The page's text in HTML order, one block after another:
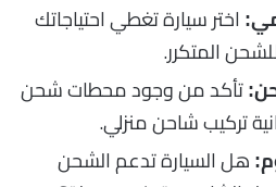
اختر سيارة تغطي احتياجاتك
المتكرر.
تأكد من وجود محطات شحن
تركيب شاحن منزلي.
هل السيارة تدعم الشحن